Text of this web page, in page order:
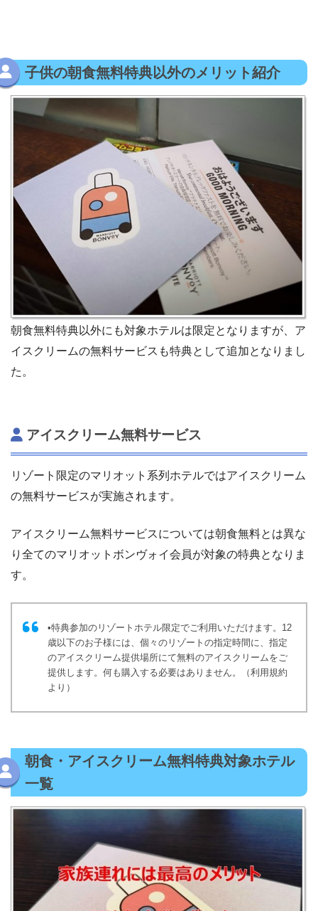
子供の朝食無料特典以外のメリット紹介
朝食無料特典以外にも対象ホテルは限定となりますが、ア
イスクリームの無料サービスも特典として追加となりまし
た。
アイスクリーム無料サービス
リゾート限定のマリオット系列ホテルではアイスクリーム
の無料サービスが実施されます。
アイスクリーム無料サービスについては朝食無料とは異な
り全てのマリオットボンヴォイ会員が対象の特典となりま
す。
•特典参加のリゾートホテル限定でご利用いただけます。12
歳以下のお子様には、個々のリゾートの指定時間に、指定
のアイスクリーム提供場所にて無料のアイスクリームをご
提供します。何も購入する必要はありません。（利用規約
より）
朝食・アイスクリーム無料特典対象ホテル
一覧